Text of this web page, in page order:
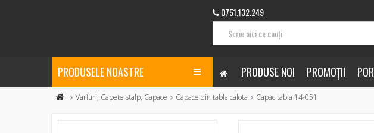
0751.132.249
PRODUSELE NOASTRE PRODUSE NOI PROMOȚII
Varfuri, Capete stalp, Capace Capace din tabla calota Capac tabla 14-051